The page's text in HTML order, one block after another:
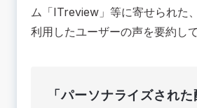
ム「ITreview」等に寄せられた
利用したユーザーの声を要約し
「パーソナライズされ